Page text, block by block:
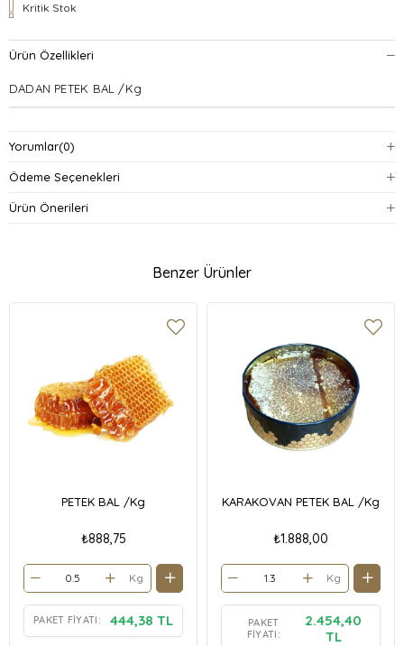
Kritik Stok
Ürün Özellikleri
DADAN PETEK BAL /Kg
Yorumlar(0)
Ödeme Seçenekleri
Ürün Önerileri
Benzer Ürünler
PETEK BAL /Kg
₺888,75
Kg
PAKET FIYATI: 444,38 TL
KARAKOVAN PETEK BAL /Kg
₺1.888,00
Kg
PAKET
FIYATI:
2.454,40
TL